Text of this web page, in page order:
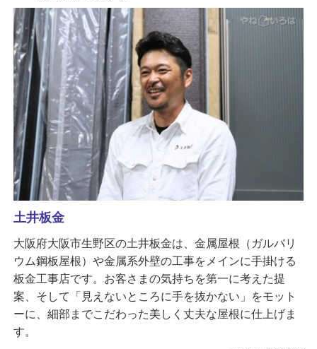
土井板金
大阪府大阪市生野区の土井板金は、金属屋根（ガルバリ
ウム鋼板屋根）や金属系外壁の工事をメインに手掛ける
板金工事店です。お客さまの気持ちを第一に考えた提
案、そして「見えないところに手を抜かない」をモット
ーに、細部までこだわった美しく丈夫な屋根に仕上げま
す。